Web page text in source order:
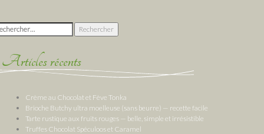
:
Articles récents
Crème au Chocolat et Fève Tonka
Brioche Butchy ultra moelleuse (sans beurre) — recette facile
Tarte rustique aux fruits rouges — belle, simple et irrésistible
Truffes Chocolat Spéculoos et Caramel